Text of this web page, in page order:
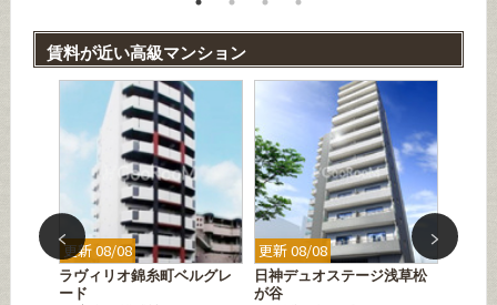
賃料が近い高級マンション
更新 08/08
ラヴィリオ錦糸町ベルグレ
ード
更新 08/08
日神デュオステージ浅草松
が谷
更新